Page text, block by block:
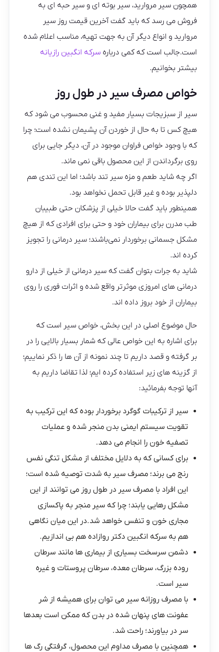
همچون سیر مروارید، سیر بوته ای و سیر حبه ای به
فروش می رسد که باید گفت آخرین قیمت روز سیر
مروارید و انواع دیگر آن به جهت تهیه، مناسب اعلام شده
است.جالب است که کمی دربارهسرکه انگبین رازیانه
بیشتر بخوانیم.
خواص مصرف سیر در طول روز
سیر از سبزیجات بسیار مفید و غنی محسوب می شود که
هیچ کس تا به حال از خوردن آن پشیمان نشده است؛ چرا
که با وجود خواص فراوان موجود در آن، دیگر جایی برای
روی برگرداندن از این محصول باقی نمی ماند.
اگر چه شاید طعم و مزه سیر تند باشد؛ اما این تندی هم
دلپذیر بوده و غیر قابل تحمل نخواهد بود.
همینطور باید گفت حالا خیلی از پزشکان حتی طبیبان
طب مدرن برای بیماران خود و حتی برای افرادی که از هیچ
مشکل جسمانی برخوردار نمی‌باشند؛ سیر درمانی را تجویز
کرده اند.
شاید به جرات بتوان گفت که سیر درمانی از خیلی از دارو
درمانی های امروزی موثرتر واقع شده و اثرات فوری را روی
بیماران از خود بروز داده اند.
حال موضوع اصلی در این بخش، خواص سیر است که
برای اشاره به این خواص عالی که شمار بسیار بالایی را در
بر گرفته و قصد داریم تا چند نمونه از آن ها را ذکر نماییم؛
از گزینه های زیر استفاده کرده ایم؛ لذا تقاضا داریم به
آنها توجه بفرمائید:
سیر از ترکیبات گوگرد برخوردار بوده که این ترکیب به
تقویت سیستم ایمنی بدن منجر شده و عملیات
تصفیه خون را انجام می دهد.
برای کسانی که به دلایل مختلف از مشکل تنگی نفس
رنج می برند؛ مصرف سیر به شدت توصیه شده است؛
این افراد با مصرف سیر در طول روز می توانند از این
مشکل رهایی یابند؛ چرا که سیر منجر به پاکسازی
مجاری خون و تنفس خواهد شد.در این میان نگاهی
هم بهسرکه انگبین دکتر روازاده هم بی اندازیم.
دشمن سرسخت بسیاری از بیماری ها مانند سرطان
روده بزرگ، سرطان معده، سرطان پروستات و غیره
سیر است.
با مصرف روزانه سیر می توان برای همیشه از شر
عفونت های پنهان شده در بدن که ممکن است بعدها
سر در بیاورند؛ راحت شد.
همچنین با مصرف مداوم این محصول، گرفتگی رگ ها